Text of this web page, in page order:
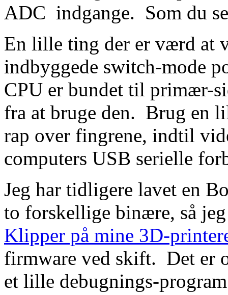
ADC indgange. Som du
En lille ting der er værd at
indbyggede switch-mode
CPU er bundet til primær-
fra at bruge den. Brug en
rap over fingrene, indtil
computers USB serielle
Jeg har tidligere lavet en
to forskellige binære, så
Klipper på mine 3D-
firmware ved skift. Det er
et lille debugnings-